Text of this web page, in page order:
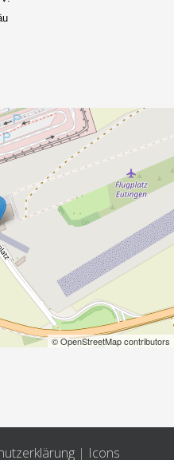
© OpenStreetMap contributors
| Icons